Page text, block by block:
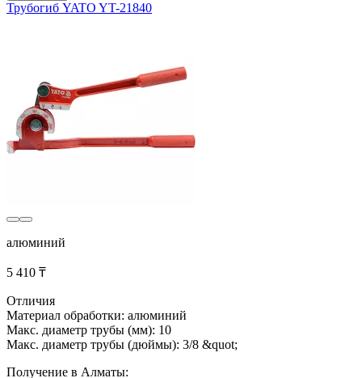
Трубогиб YATO YT-21840
алюминий
5 410 ₸
Отличия
Материал обработки: алюминий
Макс. диаметр трубы (мм): 10
Макс. диаметр трубы (дюймы): 3/8 &quot;
Получение в Алматы: